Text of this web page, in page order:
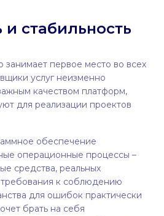
стабильность
занимает первое место во всех
услуг неизменно
качеством платформ,
для реализации проектов
обеспечение
операционные процессы –
средства, реальных
к соблюдению
для ошибок практически
брать на себя